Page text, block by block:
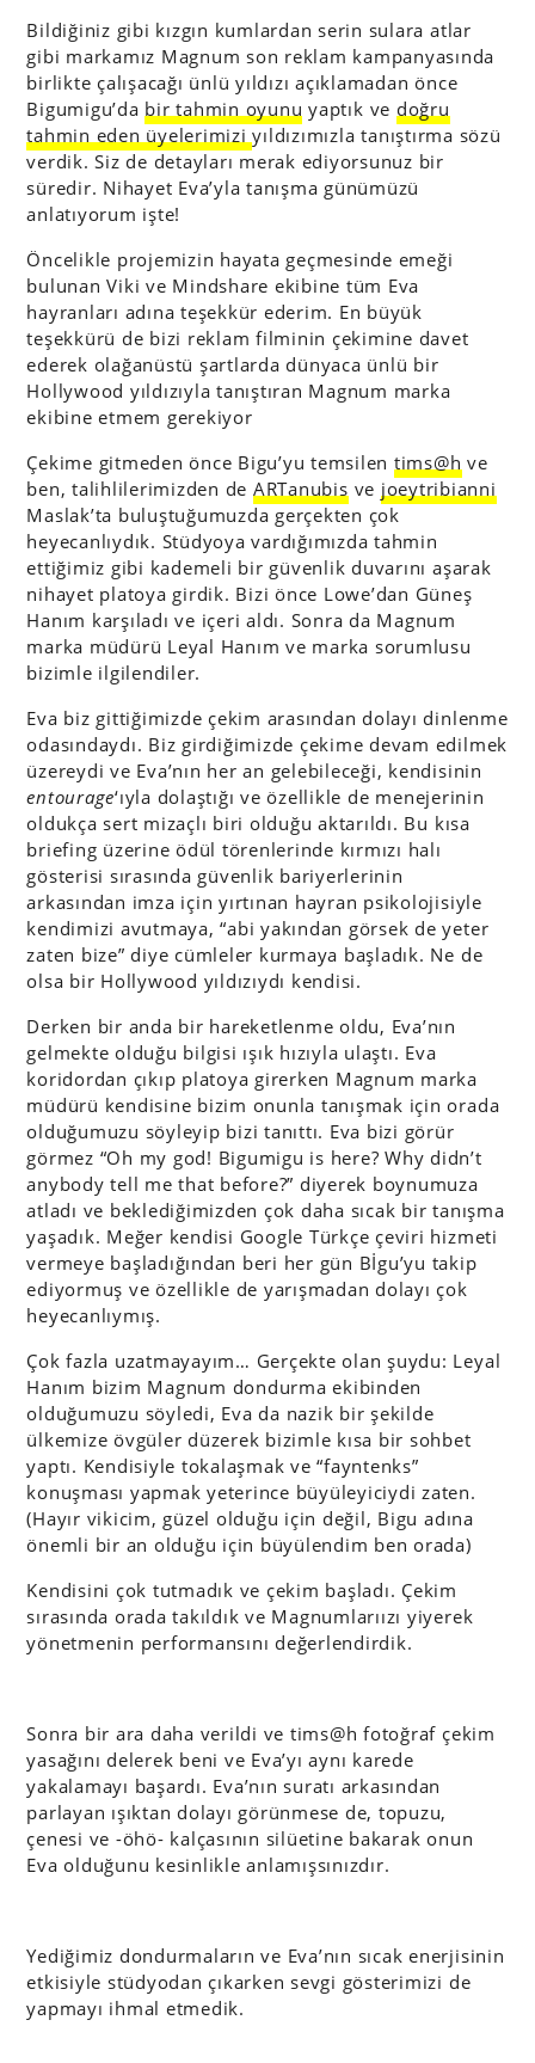
Bildiğiniz gibi kızgın kumlardan serin sulara atlar
gibi markamız Magnum son reklam kampanyasında
birlikte çalışacağı ünlü yıldızı açıklamadan önce
Bigumigu’da bir tahmin oyunu yaptık ve doğru
tahmin eden üyelerimiziyıldızımızla tanıştırma sözü
verdik. Siz de detayları merak ediyorsunuz bir
süredir. Nihayet Eva’yla tanışma günümüzü
anlatıyorum işte!
Öncelikle projemizin hayata geçmesinde emeği
bulunan Viki ve Mindshare ekibine tüm Eva
hayranları adına teşekkür ederim. En büyük
teşekkürü de bizi reklam filminin çekimine davet
ederek olağanüstü şartlarda dünyaca ünlü bir
Hollywood yıldızıyla tanıştıran Magnum marka
ekibine etmem gerekiyor
Çekime gitmeden önce Bigu’yu temsilen tims@h ve
ben, talihlilerimizden de ARTanubis ve joeytribianni
Maslak’ta buluştuğumuzda gerçekten çok
heyecanlıydık. Stüdyoya vardığımızda tahmin
ettiğimiz gibi kademeli bir güvenlik duvarını aşarak
nihayet platoya girdik. Bizi önce Lowe’dan Güneş
Hanım karşıladı ve içeri aldı. Sonra da Magnum
marka müdürü Leyal Hanım ve marka sorumlusu
bizimle ilgilendiler.
Eva biz gittiğimizde çekim arasından dolayı dinlenme
odasındaydı. Biz girdiğimizde çekime devam edilmek
üzereydi ve Eva’nın her an gelebileceği, kendisinin
entourage‘ıyla dolaştığı ve özellikle de menejerinin
oldukça sert mizaçlı biri olduğu aktarıldı. Bu kısa
briefing üzerine ödül törenlerinde kırmızı halı
gösterisi sırasında güvenlik bariyerlerinin
arkasından imza için yırtınan hayran psikolojisiyle
kendimizi avutmaya, “abi yakından görsek de yeter
zaten bize” diye cümleler kurmaya başladık. Ne de
olsa bir Hollywood yıldızıydı kendisi.
Derken bir anda bir hareketlenme oldu, Eva’nın
gelmekte olduğu bilgisi ışık hızıyla ulaştı. Eva
koridordan çıkıp platoya girerken Magnum marka
müdürü kendisine bizim onunla tanışmak için orada
olduğumuzu söyleyip bizi tanıttı. Eva bizi görür
görmez “Oh my god! Bigumigu is here? Why didn’t
anybody tell me that before?” diyerek boynumuza
atladı ve beklediğimizden çok daha sıcak bir tanışma
yaşadık. Meğer kendisi Google Türkçe çeviri hizmeti
vermeye başladığından beri her gün Bİgu’yu takip
ediyormuş ve özellikle de yarışmadan dolayı çok
heyecanlıymış.
Çok fazla uzatmayayım… Gerçekte olan şuydu: Leyal
Hanım bizim Magnum dondurma ekibinden
olduğumuzu söyledi, Eva da nazik bir şekilde
ülkemize övgüler düzerek bizimle kısa bir sohbet
yaptı. Kendisiyle tokalaşmak ve “fayntenks”
konuşması yapmak yeterince büyüleyiciydi zaten.
(Hayır vikicim, güzel olduğu için değil, Bigu adına
önemli bir an olduğu için büyülendim ben orada)
Kendisini çok tutmadık ve çekim başladı. Çekim
sırasında orada takıldık ve Magnumlarıızı yiyerek
yönetmenin performansını değerlendirdik.
Sonra bir ara daha verildi ve tims@h fotoğraf çekim
yasağını delerek beni ve Eva’yı aynı karede
yakalamayı başardı. Eva’nın suratı arkasından
parlayan ışıktan dolayı görünmese de, topuzu,
çenesi ve -öhö- kalçasının silüetine bakarak onun
Eva olduğunu kesinlikle anlamışsınızdır.
Yediğimiz dondurmaların ve Eva’nın sıcak enerjisinin
etkisiyle stüdyodan çıkarken sevgi gösterimizi de
yapmayı ihmal etmedik.